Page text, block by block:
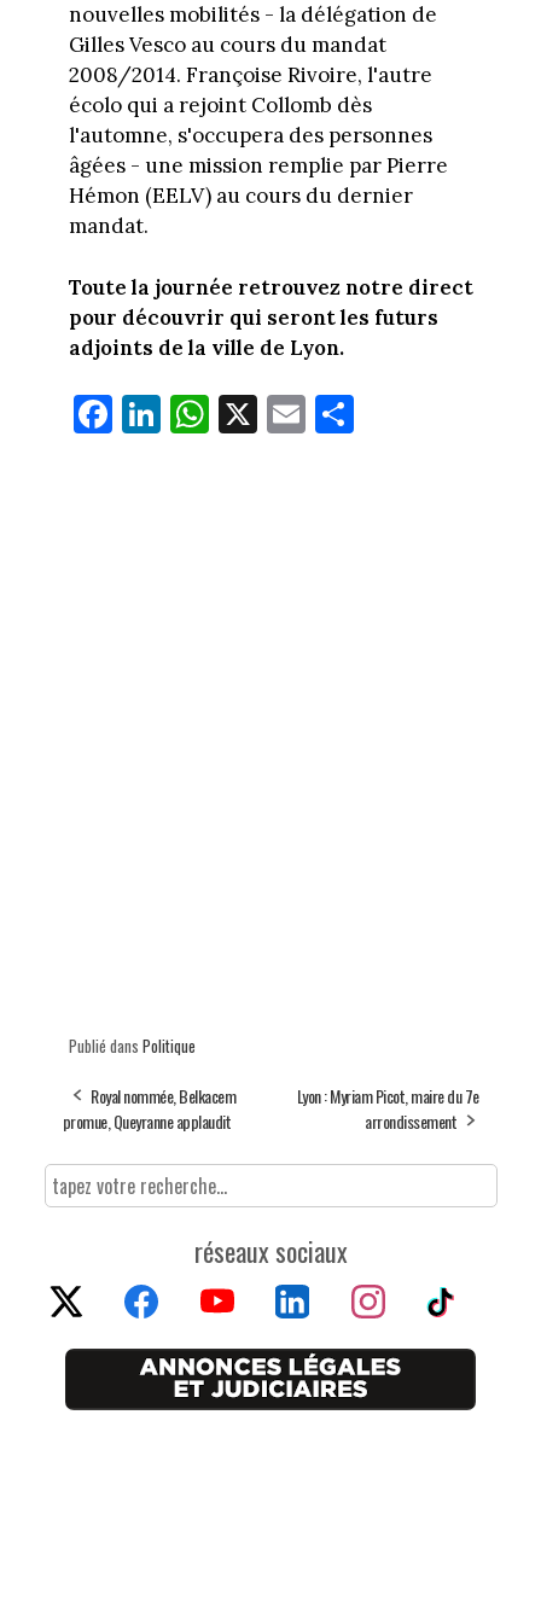
nouvelles mobilités - la délégation de
Gilles Vesco au cours du mandat
2008/2014. Françoise Rivoire, l'autre
écolo qui a rejoint Collomb dès
l'automne, s'occupera des personnes
âgées - une mission remplie par Pierre
Hémon (EELV) au cours du dernier
mandat.
Toute la journée retrouvez notre direct
pour découvrir qui seront les futurs
adjoints de la ville de Lyon.
Fa
ce
Li
nk
W
ha
X E
m
Pa
rt
Publié dans Politique
Royal nommée, Belkacem
promue, Queyranne applaudit
Lyon : Myriam Picot, maire du 7e
arrondissement
réseaux sociaux